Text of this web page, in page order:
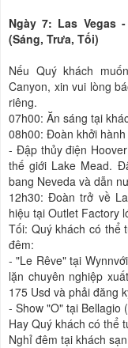
Ngày 7: Las Vegas
(Sáng, Trưa, Tối)
Nếu Quý khách
Canyon, xin vui lòng
riêng.
07h00: Ăn sáng tại
08h00: Đoàn khởi
- Đập thủy điện
thế giới Lake Mead.
bang Neveda và dẫn
12h30: Đoàn trở về
hiệu tại Outlet Factory
Tối: Quý khách có thể
đêm:
- "Le Rêve" tại
lặn chuyên nghiệp
175 Usd và phải đăng
- Show "O" tại Bellagio
Hay Quý khách có thể
Nghỉ đêm tại khách